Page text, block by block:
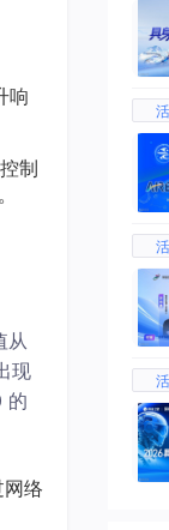
响
制
从
现
的
络